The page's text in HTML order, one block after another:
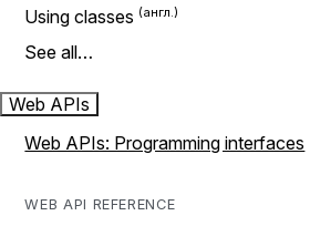
Using classes
See all…
Web APIs
Web APIs: Programming interfaces
WEB API REFERENCE